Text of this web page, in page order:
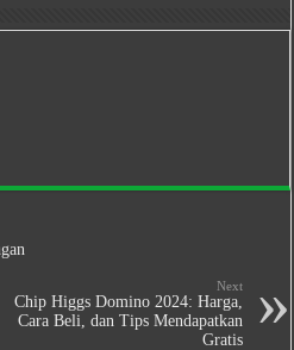
Next
Chip Higgs Domino 2024: Harga,
Cara Beli, dan Tips Mendapatkan
Gratis